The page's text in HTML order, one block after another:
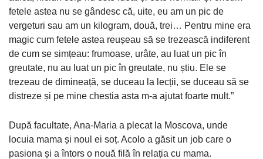
fetele astea nu se gândesc că, uite, eu am un pic de
vergeturi sau am un kilogram, două, trei… Pentru mine era
magic cum fetele astea reușeau să se trezească indiferent
de cum se simțeau: frumoase, urâte, au luat un pic în
greutate, nu au luat un pic în greutate, nu știu. Ele se
trezeau de dimineață, se duceau la lecții, se duceau să se
distreze și pe mine chestia asta m-a ajutat foarte mult.”
După facultate, Ana-Maria a plecat la Moscova, unde
locuia mama și noul ei soț. Acolo a găsit un job care o
pasiona și a întors o nouă filă în relația cu mama.